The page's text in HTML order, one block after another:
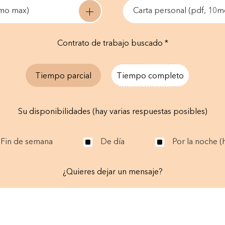
max) Carta personal (pdf,
Contrato de trabajo buscado *
Tiempo parcial Tiempo completo
Su disponibilidades (hay varias respuestas posibles)
Fin de semana De día Por la noche
¿Quieres dejar un mensaje?